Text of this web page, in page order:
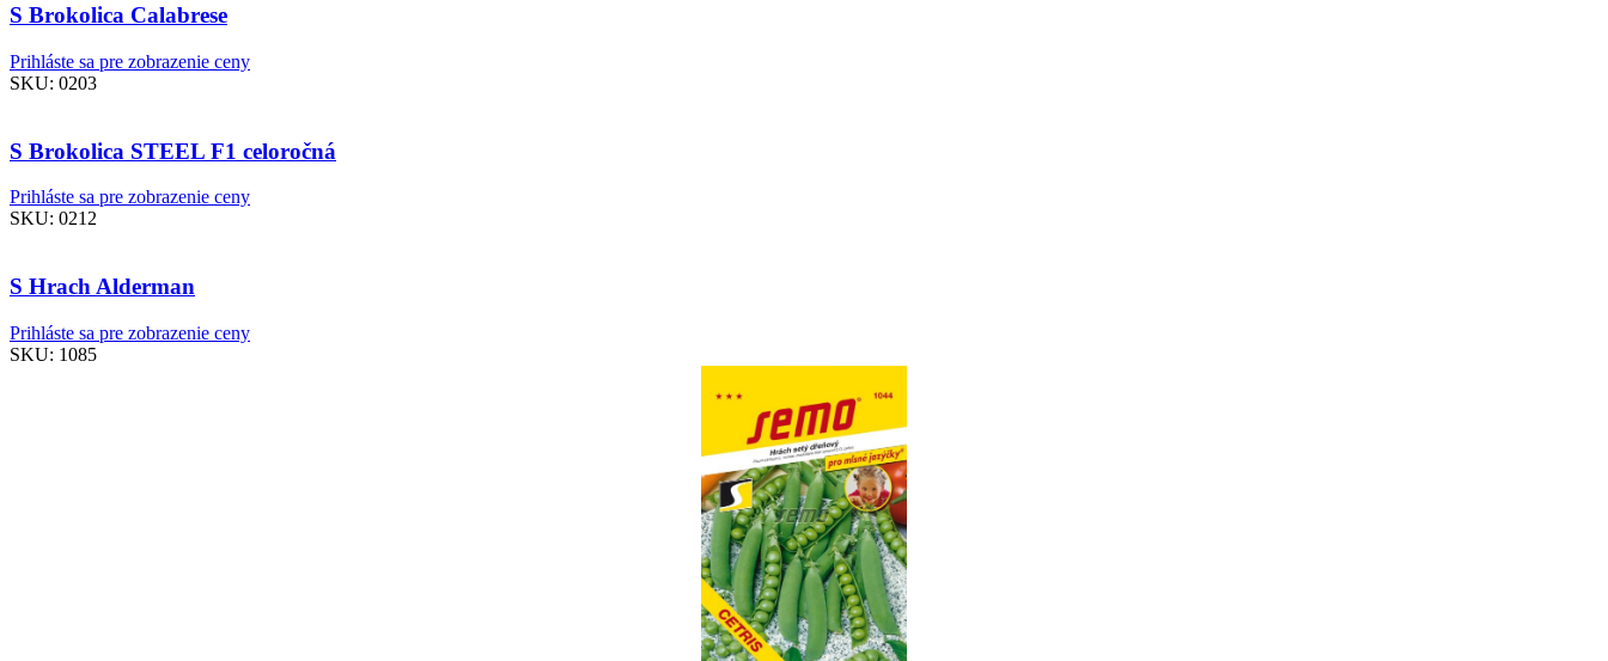
S Brokolica Calabrese
Prihláste sa pre zobrazenie ceny
SKU: 0203
S Brokolica STEEL F1 celoročná
Prihláste sa pre zobrazenie ceny
SKU: 0212
S Hrach Alderman
Prihláste sa pre zobrazenie ceny
SKU: 1085